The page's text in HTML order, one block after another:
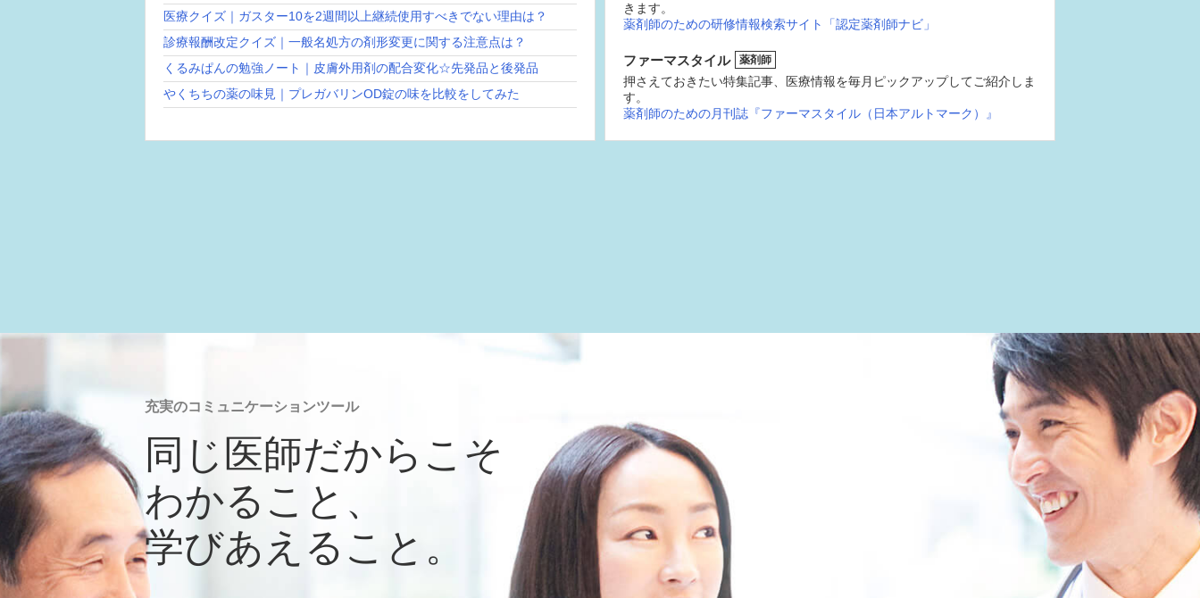
医療クイズ｜ガスター10を2週間以上継続使用すべきでない理由は？
診療報酬改定クイズ｜一般名処方の剤形変更に関する注意点は？
くるみぱんの勉強ノート｜皮膚外用剤の配合変化☆先発品と後発品
やくちちの薬の味見｜プレガバリンOD錠の味を比較をしてみた
きます。
薬剤師のための研修情報検索サイト「認定薬剤師ナビ」
ファーマスタイル 薬剤師
押さえておきたい特集記事、医療情報を毎月ピックアップしてご紹介しま
す。
薬剤師のための月刊誌『ファーマスタイル（日本アルトマーク）』
充実のコミュニケーションツール
同じ医師だからこそ
わかること、
学びあえること。